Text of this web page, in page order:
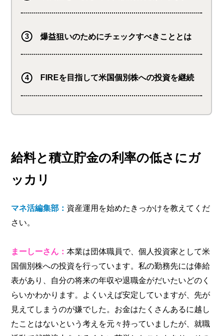
爆益狙いのためにチェックすべきこととは
FIREを目指して米国個別株への投資を継続
給料と積立貯金の利率の低さにガ
ッカリ
マネ活編集部： 資産運用を始めたきっかけを教えてくだ
さい。
まーしーさん：本業は団体職員で、個人投資家として米
国個別株への投資を行っています。私の勤務先には俸給
表があり、自分の将来の年収や退職金がだいたいどのく
らいかわかります。よくいえば安定していますが、先が
見えてしまうのが嫌でした。お金はたくさんあるに越し
たことはないという考えを元々持っていましたが、就職